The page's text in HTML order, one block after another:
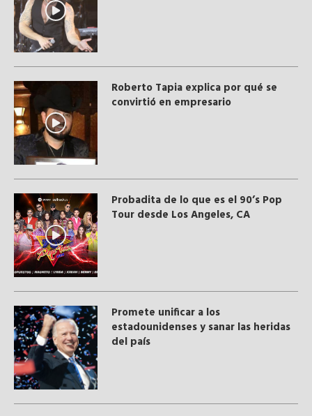
Roberto Tapia explica por qué se
convirtió en empresario
Probadita de lo que es el 90’s Pop
Tour desde Los Angeles, CA
Promete unificar a los
estadounidenses y sanar las heridas
del país